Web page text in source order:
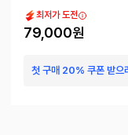
최저가 도전
79,000원
첫 구매 20% 쿠폰 받으